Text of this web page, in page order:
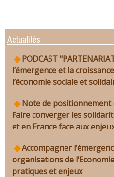
Actualités
PODCAST
l’émergence et la
l’économie sociale et
Note de positionnement
Faire converger les
et en France face aux
Accompagner
organisations de
pratiques et enjeux